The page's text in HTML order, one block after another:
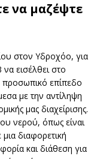
να μαζέψτε
στον Υδροχόο, για
να εισέλθει στο
προσωπικό επίπεδο
με την αντίληψη
μας διαχείρισης.
νερού, όπως είναι
διαφορετική
και διάθεση για